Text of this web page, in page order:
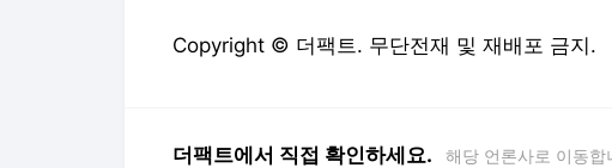
Copyright © 더팩트. 무단전재 및 재배포 금지.
더팩트에서 직접 확인하세요. 해당 언론사로 이동합